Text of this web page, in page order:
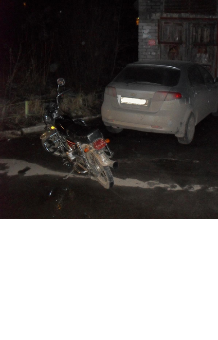
Перейти к основному содержанию